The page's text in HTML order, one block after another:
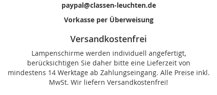
paypal@classen-leuchten.de
Vorkasse per Überweisung
Versandkostenfrei
Lampenschirme werden individuell angefertigt,
berücksichtigen Sie daher bitte eine Lieferzeit von
mindestens 14 Werktage ab Zahlungseingang. Alle Preise inkl.
MwSt. Wir liefern Versandkostenfrei!